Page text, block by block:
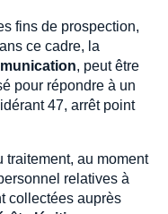
fins de prospection,
ce cadre, la
, peut être
pour répondre à un
47, arrêt point
traitement, au moment
relatives à
collectées auprès